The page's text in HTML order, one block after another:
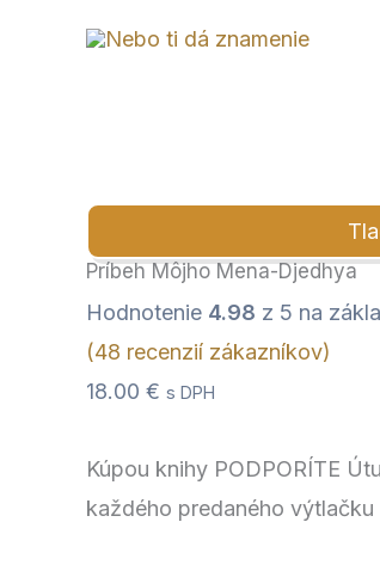
Príbeh Môjho Mena-Djedhya
Hodnotenie 4.98 z 5 na
(48 recenzií zákazníkov)
18.00 € s DPH
Kúpou knihy PODPORÍTE
každého predaného výtlačku